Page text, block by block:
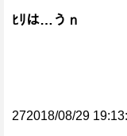
ﾋﾘは…うｎ
272018/08/29